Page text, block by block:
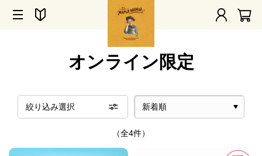
オンライン限定
絞り込み選択
（全4件）